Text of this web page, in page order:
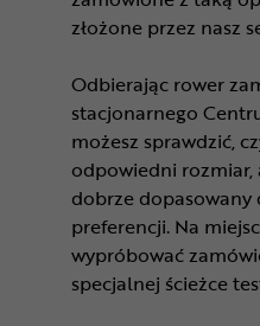
złożone przez nasz
Odbierając rower
stacjonarnego
możesz sprawdzić,
odpowiedni rozmiar,
dobrze dopasowany
preferencji. Na
wypróbować
specjalnej ścieżce